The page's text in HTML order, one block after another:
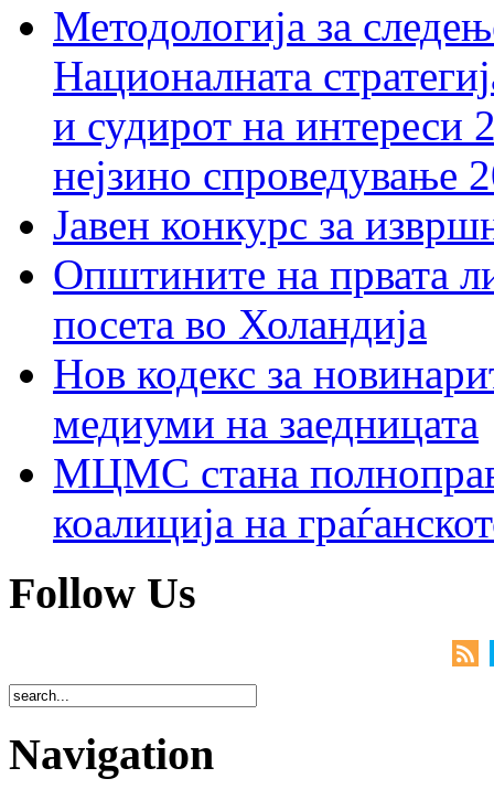
Методологија за
Националната
и судирот на интереси
нејзино спроведување
Јавен конкурс за
Општините на првата
посета во Холандија
Нов кодекс за
медиуми на заедницата
МЦМС стана
коалиција на
Follow Us
Navigation